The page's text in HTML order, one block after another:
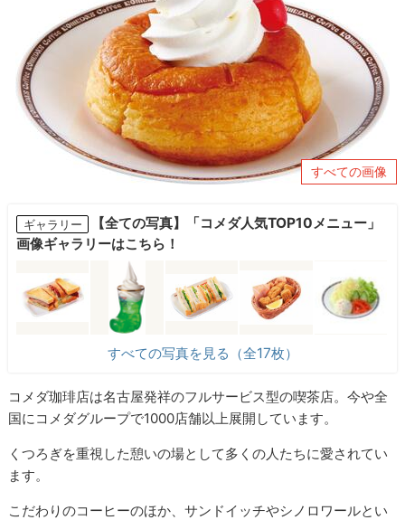
すべての画像
ギャラリー
【全ての写真】「コメダ人気TOP10メニュー」
画像ギャラリーはこちら！
すべての写真を見る（全17枚）
コメダ珈琲店は名古屋発祥のフルサービス型の喫茶店。今や全
国にコメダグループで1000店舗以上展開しています。
くつろぎを重視した憩いの場として多くの人たちに愛されてい
ます。
こだわりのコーヒーのほか、サンドイッチやシノロワールとい